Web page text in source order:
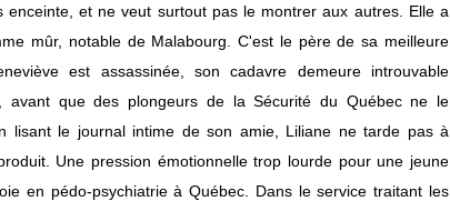
enceinte, et ne veut surtout pas le montrer aux autres. Elle a
mûr, notable de Malabourg. C'est le père de sa meilleure
est assassinée, son cadavre demeure introuvable
avant que des plongeurs de la Sécurité du Québec ne le
lisant le journal intime de son amie, Liliane ne tarde pas à
Une pression émotionnelle trop lourde pour une jeune
en pédo-psychiatrie à Québec. Dans le service traitant les